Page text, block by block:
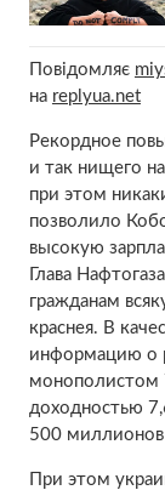
Повідомляє
на replyua.net
Рекордное
и так нищего
при этом
позволило
высокую
Глава
гражданам
краснея. В
информацию о
монополистом
доходностью
500 миллионов
При этом